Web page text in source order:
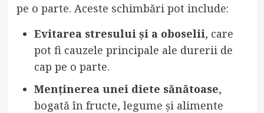
pe o parte. Aceste schimbări pot include:
Evitarea stresului și a oboselii, care
pot fi cauzele principale ale durerii de
cap pe o parte.
Menținerea unei diete sănătoase,
bogată în fructe, legume și alimente